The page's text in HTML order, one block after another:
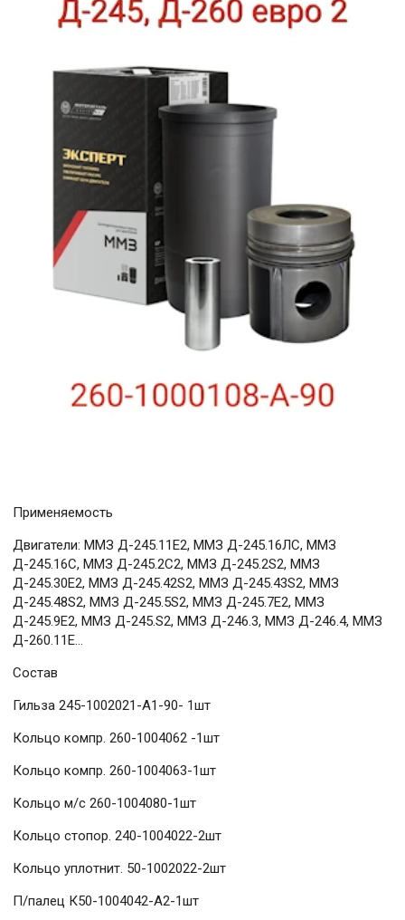
Применяемость
Двигатели: ММЗ Д-245.11Е2, ММЗ Д-245.16ЛС, ММЗ
Д-245.16С, ММЗ Д-245.2C2, ММЗ Д-245.2S2, ММЗ
Д-245.30E2, ММЗ Д-245.42S2, ММЗ Д-245.43S2, ММЗ
Д-245.48S2, ММЗ Д-245.5S2, ММЗ Д-245.7Е2, ММЗ
Д-245.9Е2, ММЗ Д-245.S2, ММЗ Д-246.3, ММЗ Д-246.4, ММЗ
Д-260.11E...
Состав
Гильза 245-1002021-А1-90- 1шт
Кольцо компр. 260-1004062 -1шт
Кольцо компр. 260-1004063-1шт
Кольцо м/с 260-1004080-1шт
Кольцо стопор. 240-1004022-2шт
Кольцо уплотнит. 50-1002022-2шт
П/палец К50-1004042-А2-1шт